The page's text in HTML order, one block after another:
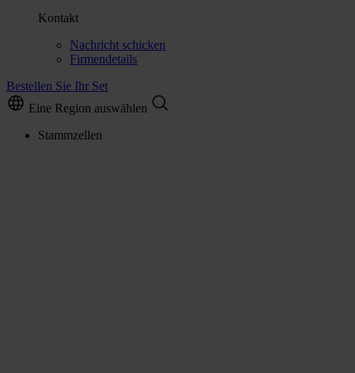
Kontakt
Nachricht schicken
Firmendetails
Bestellen Sie Ihr Set
Eine Region auswählen
Stammzellen